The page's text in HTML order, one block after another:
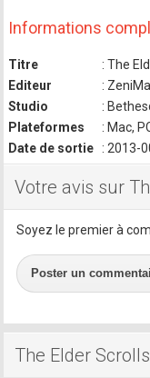
Informations
Titre
: The
Editeur
:
Studio
:
Plateformes
: Mac,
Date de sortie
: 2013-
Votre avis sur
Soyez le premier à
Poster un
The Elder